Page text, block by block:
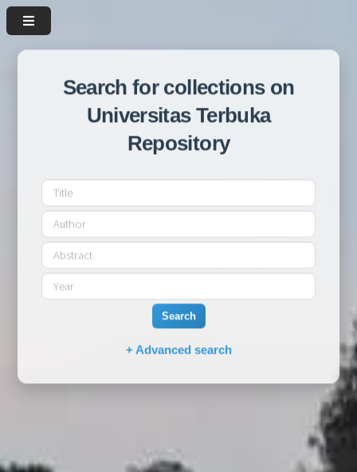
Search for collections on
Universitas Terbuka
Repository
Search
+ Advanced search